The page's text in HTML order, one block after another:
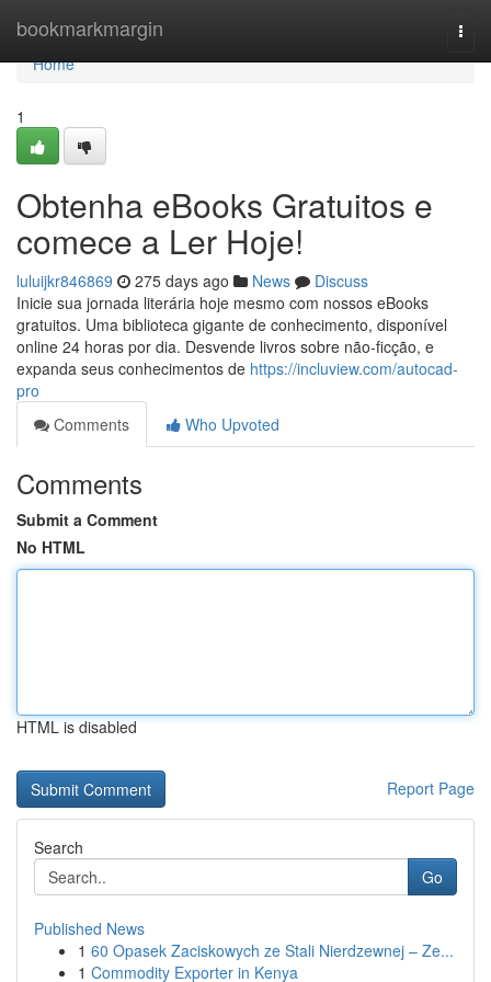
bookmarkmargin
Home
Home
1
Obtenha eBooks Gratuitos e
comece a Ler Hoje!
luluijkr846869 275 days ago News
Discuss
Inicie sua jornada literária hoje mesmo com nossos eBooks
gratuitos. Uma biblioteca gigante de conhecimento, disponível
online 24 horas por dia. Desvende livros sobre não-ficção, e
expanda seus conhecimentos de https://incluview.com/autocad-
pro
Comments
Who Upvoted
Comments
Submit a Comment
No HTML
HTML is disabled
Report Page
Search
Go
Published News
1 60 Opasek Zaciskowych ze Stali Nierdzewnej – Ze...
1 Commodity Exporter in Kenya